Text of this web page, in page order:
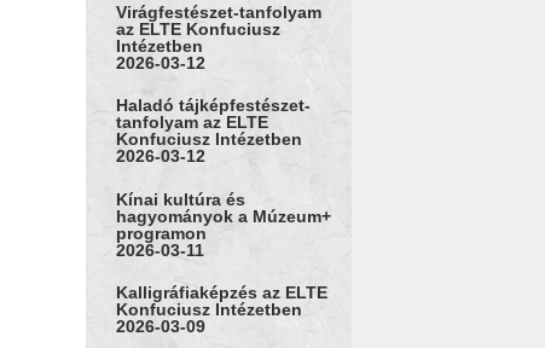
Virágfestészet-tanfolyam
az ELTE Konfuciusz
Intézetben
2026-03-12
Haladó tájképfestészet-
tanfolyam az ELTE
Konfuciusz Intézetben
2026-03-12
Kínai kultúra és
hagyományok a Múzeum+
programon
2026-03-11
Kalligráfiaképzés az ELTE
Konfuciusz Intézetben
2026-03-09